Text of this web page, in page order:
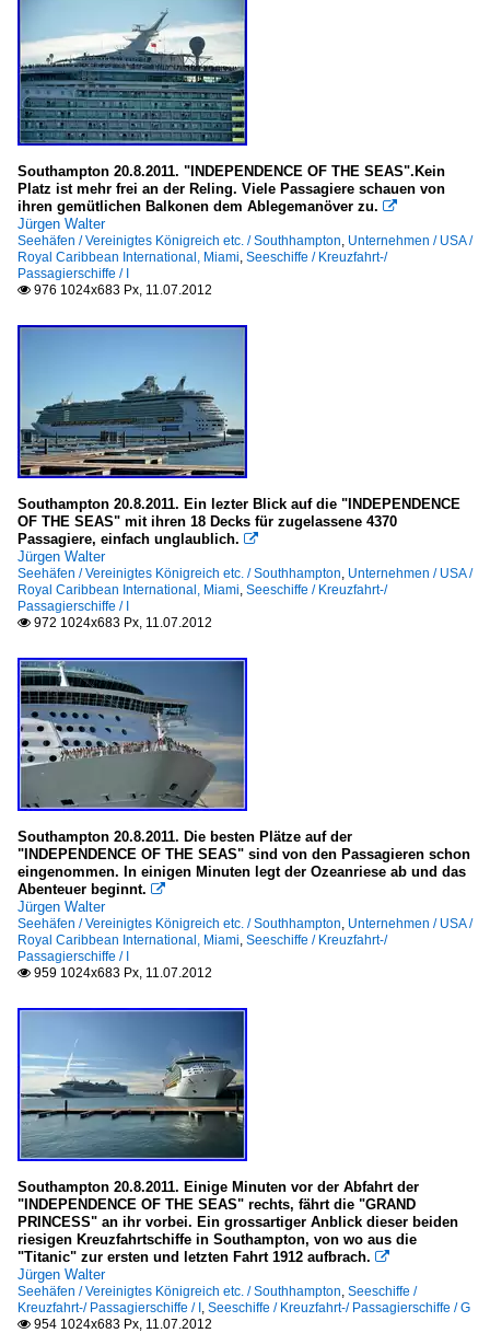
Southampton 20.8.2011. "INDEPENDENCE OF THE SEAS".Kein
Platz ist mehr frei an der Reling. Viele Passagiere schauen von
ihren gemütlichen Balkonen dem Ablegemanöver zu. 
Jürgen Walter
Seehäfen / Vereinigtes Königreich etc. / Southhampton, Unternehmen / USA /
Royal Caribbean International, Miami, Seeschiffe / Kreuzfahrt-/
Passagierschiffe / I
 976 1024x683 Px, 11.07.2012
Southampton 20.8.2011. Ein lezter Blick auf die "INDEPENDENCE
OF THE SEAS" mit ihren 18 Decks für zugelassene 4370
Passagiere, einfach unglaublich. 
Jürgen Walter
Seehäfen / Vereinigtes Königreich etc. / Southhampton, Unternehmen / USA /
Royal Caribbean International, Miami, Seeschiffe / Kreuzfahrt-/
Passagierschiffe / I
 972 1024x683 Px, 11.07.2012
Southampton 20.8.2011. Die besten Plätze auf der
"INDEPENDENCE OF THE SEAS" sind von den Passagieren schon
eingenommen. In einigen Minuten legt der Ozeanriese ab und das
Abenteuer beginnt. 
Jürgen Walter
Seehäfen / Vereinigtes Königreich etc. / Southhampton, Unternehmen / USA /
Royal Caribbean International, Miami, Seeschiffe / Kreuzfahrt-/
Passagierschiffe / I
 959 1024x683 Px, 11.07.2012
Southampton 20.8.2011. Einige Minuten vor der Abfahrt der
"INDEPENDENCE OF THE SEAS" rechts, fährt die "GRAND
PRINCESS" an ihr vorbei. Ein grossartiger Anblick dieser beiden
riesigen Kreuzfahrtschiffe in Southampton, von wo aus die
"Titanic" zur ersten und letzten Fahrt 1912 aufbrach. 
Jürgen Walter
Seehäfen / Vereinigtes Königreich etc. / Southhampton, Seeschiffe /
Kreuzfahrt-/ Passagierschiffe / I , Seeschiffe / Kreuzfahrt-/ Passagierschiffe / G
 954 1024x683 Px, 11.07.2012